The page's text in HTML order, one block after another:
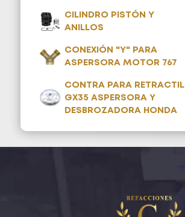
CILINDRO PISTÓN Y
ANILLOS
CONEXIÓN "Y" PARA
ASPERSORA MOTOR 767
CONTRA PARA RETRACTIL
GX35 ASPERSORA Y
DESBROZADORA HONDA